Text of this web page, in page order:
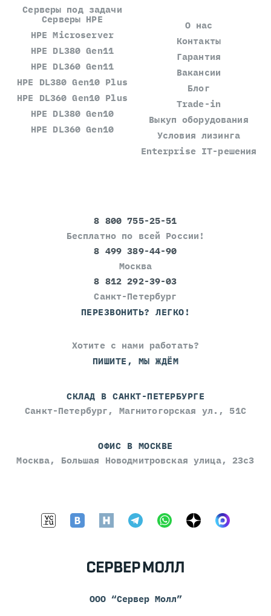
Серверы под задачи
Серверы HPE
HPE Microserver
HPE DL380 Gen11
HPE DL360 Gen11
HPE DL380 Gen10 Plus
HPE DL360 Gen10 Plus
HPE DL380 Gen10
HPE DL360 Gen10
О нас
Контакты
Гарантия
Вакансии
Блог
Trade-in
Выкуп оборудования
Условия лизинга
Enterprise IT-решения
8 800 755-25-51
Бесплатно по всей России!
8 499 389-44-90
Москва
8 812 292-39-03
Санкт-Петербург
ПЕРЕЗВОНИТЬ? ЛЕГКО!
Хотите с нами работать?
ПИШИТЕ, МЫ ЖДЁМ
СКЛАД В САНКТ-ПЕТЕРБУРГЕ
Санкт-Петербург, Магнитогорская ул., 51С
ОФИС В МОСКВЕ
Москва, Большая Новодмитровская улица, 23с3
ООО “Сервер Молл”